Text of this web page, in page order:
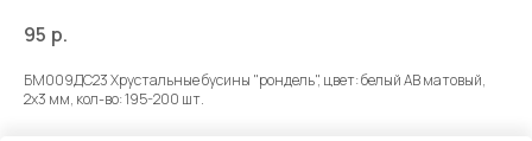
95 р.
БМ009ДС23 Хрустальные бусины "рондель", цвет: белый AB матовый,
2х3 мм, кол-во: 195-200 шт.